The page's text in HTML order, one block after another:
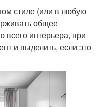
стиле (или в любую
общее
всего интерьера, при
и выделить, если это